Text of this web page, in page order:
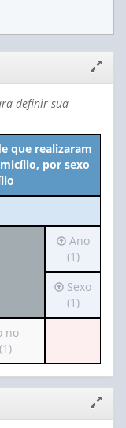
janela
definir sua
que realizaram
por sexo
Irá
para
o
cabeçalho
(possui
apenas
Ano
(1)
Irá
para
o
apenas
1
Sexo
(1)
no
janela